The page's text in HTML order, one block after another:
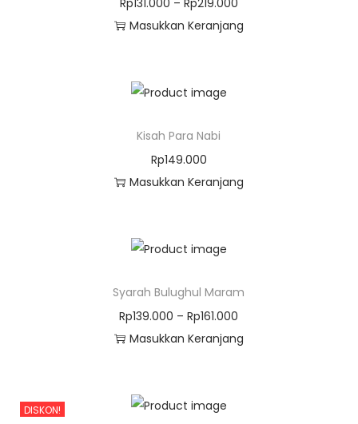
Masukkan Keranjang
Kisah Para Nabi
Rp149.000
Masukkan Keranjang
Syarah Bulughul Maram
Rp139.000 – Rp161.000
Masukkan Keranjang
DISKON!